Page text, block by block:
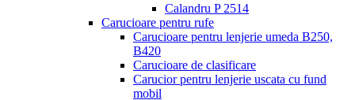
Calandru P 2514
Carucioare pentru rufe
Carucioare pentru lenjerie umeda B250,
B420
Carucioare de clasificare
Carucior pentru lenjerie uscata cu fund
mobil